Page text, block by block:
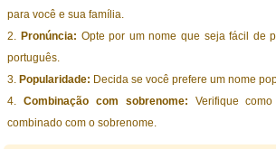
para você e sua família.
Pronúncia: Opte por um nome que seja fácil de
português.
Popularidade: Decida se você prefere um nome
Combinação com sobrenome: Verifique
combinado com o sobrenome.